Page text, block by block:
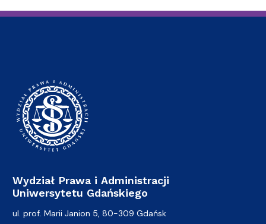
Wydział Prawa i Administracji
Uniwersytetu Gdańskiego
ul. prof. Marii Janion 5, 80-309 Gdańsk